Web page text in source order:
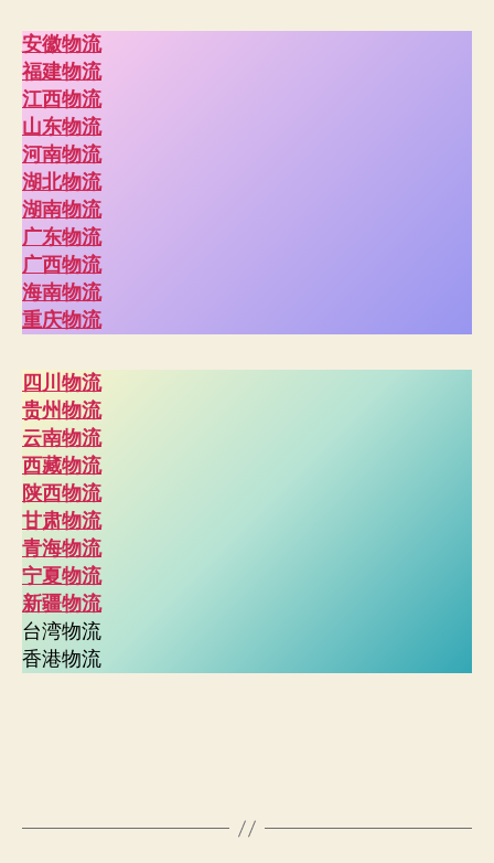
安徽物流
福建物流
江西物流
山东物流
河南物流
湖北物流
湖南物流
广东物流
广西物流
海南物流
重庆物流
四川物流
贵州物流
云南物流
西藏物流
陕西物流
甘肃物流
青海物流
宁夏物流
新疆物流
台湾物流
香港物流